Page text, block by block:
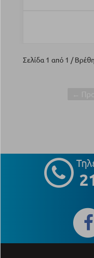
Σελίδα 1 από 1 /